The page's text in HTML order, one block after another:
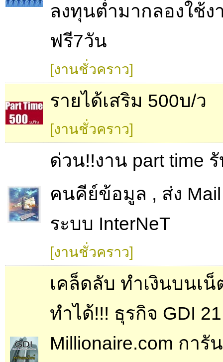
ลงทุนต่ำมากลองใช้ง
ฟรี7วัน
[งานชั่วคราว]
รายได้เสริม 500บ/ว
[งานชั่วคราว]
ด่วน!!งาน part time
คนคีย์ข้อมูล , ส่ง
ระบบ InterNeT
[งานชั่วคราว]
เคล็ดลับ ทำเงินบนเ
ทำได้!!! ธุรกิจ GDI 21
Millionaire.com การั